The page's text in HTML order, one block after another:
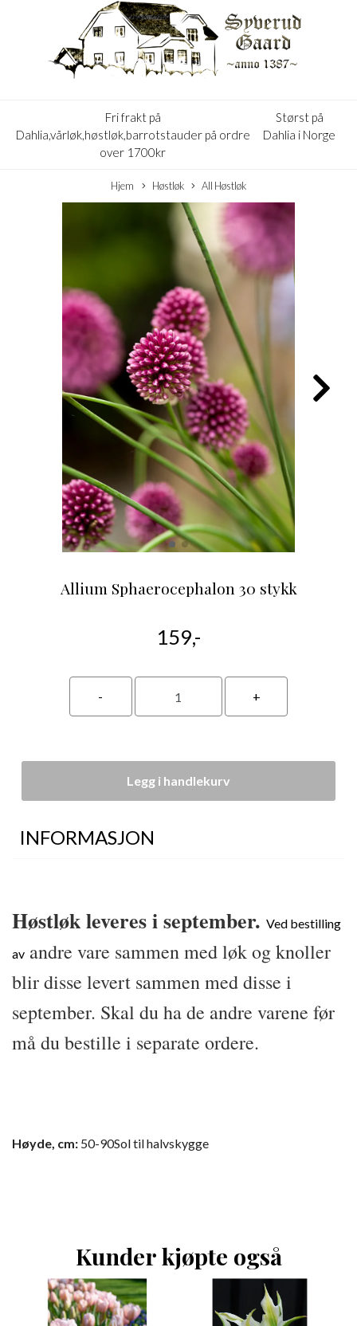
Fri frakt på
Dahlia,vårløk,høstløk,barrotstauder på ordre
over 1700kr
Størst på
Dahlia i Norge
Hjem Høstløk All Høstløk
Allium Sphaerocephalon 30 stykk
159,-
Legg i handlekurv
INFORMASJON
Høstløk leveres i september. Ved bestilling
av andre vare sammen med løk og knoller
blir disse levert sammen med disse i
september. Skal du ha de andre varene før
må du bestille i separate ordere.
Høyde, cm: 50-90Sol til halvskygge
Kunder kjøpte også